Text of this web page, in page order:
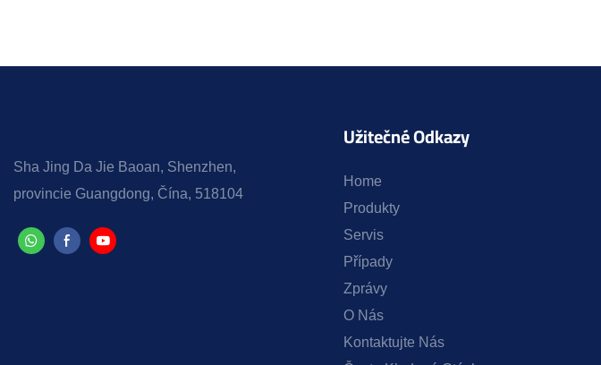
Sha Jing Da Jie Baoan, Shenzhen,
provincie Guangdong, Čína, 518104
Užitečné Odkazy
Home
Produkty
Servis
Případy
Zprávy
O Nás
Kontaktujte Nás